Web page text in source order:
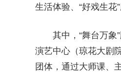
生活体验、“好戏生花
其中，“舞台万
演艺中心（琼花大剧
团体，通过大师课、